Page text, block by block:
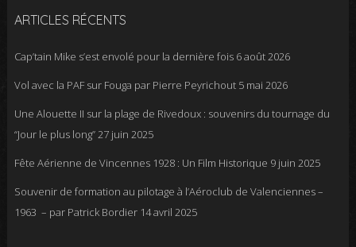
ARTICLES RÉCENTS
Cap’tain Mike s’est envolé pour la dernière fois 6 août 2026
Vol avec la PAF sur Fouga par Pierre Peyrichout 5 mai 2026
Une Alouette II sur la plage de Rivedoux : souvenirs du tournage du
“Jour le plus long”27 juin 2025
Fête Aérienne de Vincennes 1928 : Un Film Historique 9 juin 2025
Souvenir de formation au pilotage à l’Aéroclub de Valenciennes –
1963 – par Patrick Bordier 14 avril 2025